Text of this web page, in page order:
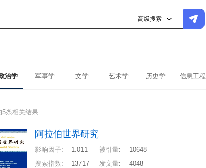
高级搜索
治学 军事学 文学 艺术学 历史学 信息工程
5条相关结果
阿拉伯世界研究
影响因子: 1.011 被引量:
10648
搜索指数: 13717 发文量: 4048